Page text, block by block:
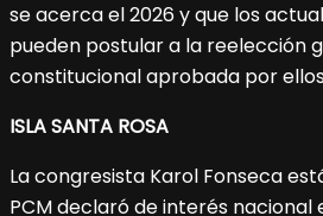
se acerca el 2026 y que los
pueden postular a la reelección
constitucional aprobada por ellos
ISLA SANTA ROSA
La congresista Karol Fonseca
PCM declaró de interés